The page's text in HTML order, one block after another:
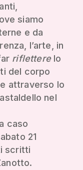
siamo
e da
l’arte, in
rifletterelo
del corpo
attraverso lo
nel
caso
21
scritti